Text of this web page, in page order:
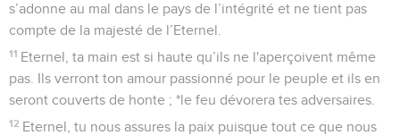
s’adonne au mal dans le pays de l’intégrité et ne tient pas
compte de la majesté de l’Eternel.
11 Eternel, ta main est si haute qu’ils ne l'aperçoivent même
pas. Ils verront ton amour passionné pour le peuple et ils en
seront couverts de honte ; *le feu dévorera tes adversaires.
12 Eternel, tu nous assures la paix puisque tout ce que nous